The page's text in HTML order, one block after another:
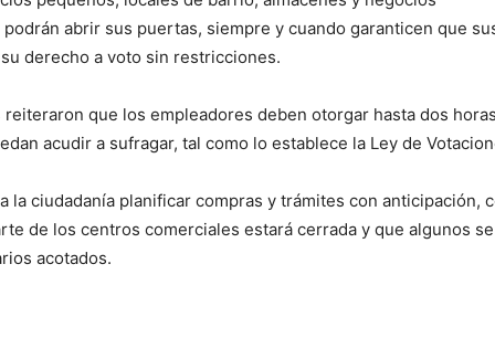
abrir sus puertas, siempre y cuando garanticen que
derecho a voto sin restricciones.
reiteraron que los empleadores deben otorgar hasta dos
acudir a sufragar, tal como lo establece la Ley de
la ciudadanía planificar compras y trámites con anticipación,
de los centros comerciales estará cerrada y que algunos
acotados.